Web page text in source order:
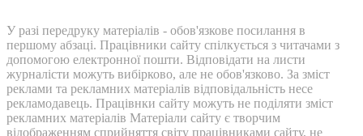
У разі передруку матеріалів - обов'язкове посилання в
першому абзаці. Працівники сайту спілкується з читачами з
допомогою електронної пошти. Відповідати на листи
журналісти можуть вибірково, але не обов'язково. За зміст
реклами та рекламних матеріалів відповідальність несе
рекламодавець. Працівнки сайту можуть не поділяти зміст
рекламних матеріалів Матеріали сайту є творчим
відображенням сприйняття світу працівниками сайту, не